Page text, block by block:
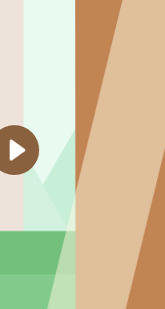
2026年6月 2日 13:38
秋田ノーザンハピネッツ
長、＃17 中山拓哉選手、
尚秀選手が来社されました